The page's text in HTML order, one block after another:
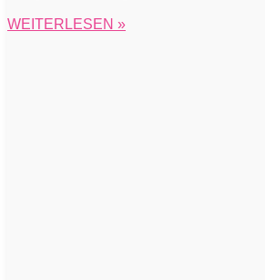
WEITERLESEN »